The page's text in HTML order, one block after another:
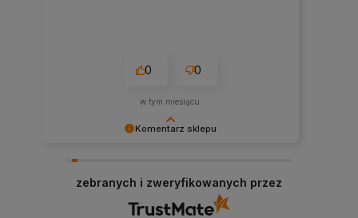
Komentarz sklepu
doświadczeniem. Jesteśmy szczęśliwi, że mamy
takich klientów. Z pozdrowieniami, obsługa
0 0
w tym miesiącu
zebranych i zweryfikowanych przez